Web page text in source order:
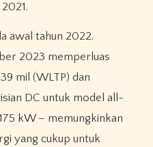
awal tahun 2022.
2023 memperluas
mil (WLTP) dan
DC untuk model all-
kW – memungkinkan
yang cukup untuk